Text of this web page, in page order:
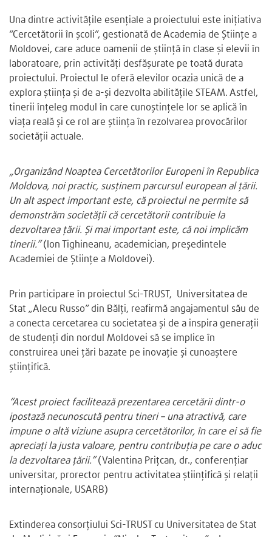
Una dintre activitățile esențiale a proiectului este inițiativa
“Cercetătorii în școli”, gestionată de Academia de Științe a
Moldovei, care aduce oamenii de știință în clase și elevii în
laboratoare, prin activități desfășurate pe toată durata
proiectului. Proiectul le oferă elevilor ocazia unică de a
explora știința și de a-și dezvolta abilitățile STEAM. Astfel,
tinerii înțeleg modul în care cunoștințele lor se aplică în
viața reală și ce rol are știința în rezolvarea provocărilor
societății actuale.
„Organizând Noaptea Cercetătorilor Europeni în Republica
Moldova, noi practic, susținem parcursul european al țării.
Un alt aspect important este, că proiectul ne permite să
demonstrăm societății că cercetătorii contribuie la
dezvoltarea țării. Și mai important este, că noi implicăm
tinerii.”(Ion Tighineanu, academician, președintele
Academiei de Științe a Moldovei).
Prin participare în proiectul Sci-TRUST, Universitatea de
Stat „Alecu Russo” din Bălți, reafirmă angajamentul său de
a conecta cercetarea cu societatea și de a inspira generații
de studenți din nordul Moldovei să se implice în
construirea unei țări bazate pe inovație și cunoaștere
științifică.
“Acest proiect facilitează prezentarea cercetării dintr-o
ipostază necunoscută pentru tineri – una atractivă, care
impune o altă viziune asupra cercetătorilor, în care ei să fie
apreciați la justa valoare, pentru contribuția pe care o aduc
la dezvoltarea țării.”(Valentina Prițcan, dr., conferențiar
universitar, prorector pentru activitatea științifică și relații
internaționale, USARB)
Extinderea consorțiului Sci-TRUST cu Universitatea de Stat